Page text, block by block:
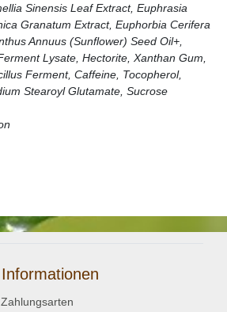
Sinensis Leaf Extract, Euphrasia
Granatum Extract, Euphorbia Cerifera
Annuus (Sunflower) Seed Oil+,
Lysate, Hectorite, Xanthan Gum,
Ferment, Caffeine, Tocopherol,
Stearoyl Glutamate, Sucrose
Informationen
Zahlungsarten